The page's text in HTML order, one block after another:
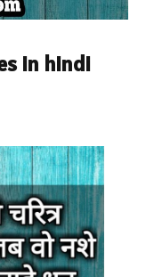
in hindi